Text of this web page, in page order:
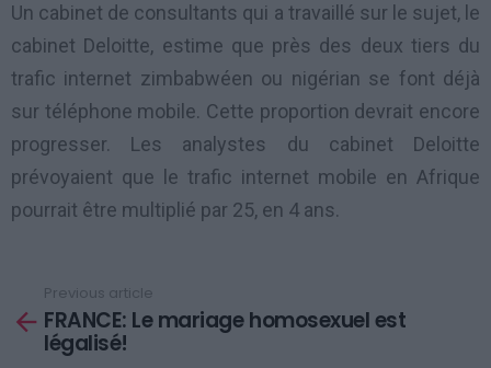
Un cabinet de consultants qui a travaillé sur le sujet, le
cabinet Deloitte, estime que près des deux tiers du
trafic internet zimbabwéen ou nigérian se font déjà
sur téléphone mobile. Cette proportion devrait encore
progresser. Les analystes du cabinet Deloitte
prévoyaient que le trafic internet mobile en Afrique
pourrait être multiplié par 25, en 4 ans.
more
Previous article
FRANCE: Le mariage homosexuel est
légalisé!